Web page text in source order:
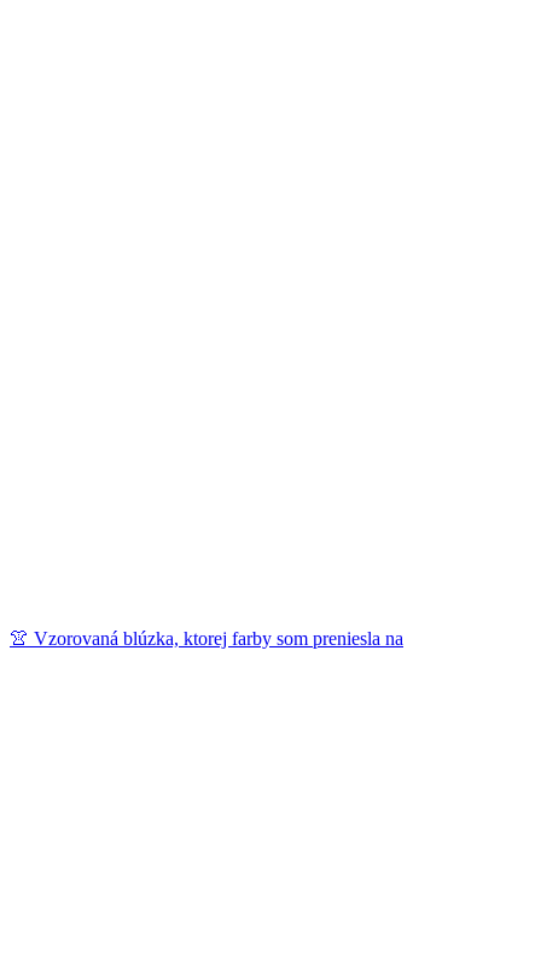
👚 Vzorovaná blúzka, ktorej farby som preniesla na